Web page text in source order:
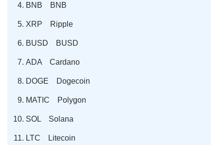
BNB BNB
XRP Ripple
BUSD BUSD
ADA Cardano
DOGE Dogecoin
MATIC Polygon
SOL Solana
LTC Litecoin